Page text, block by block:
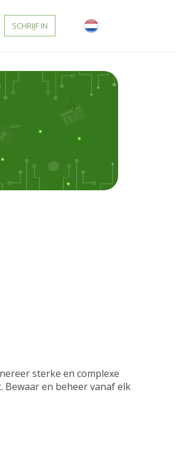
SCHRIJF IN
sterke en complexe
en beheer vanaf elk